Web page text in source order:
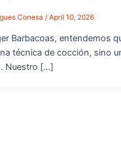
Conesa / April 10, 2026
Barbacoas, entendemos
técnica de cocción, sino
Nuestro […]